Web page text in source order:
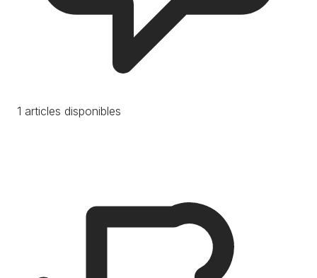
1 articles disponibles